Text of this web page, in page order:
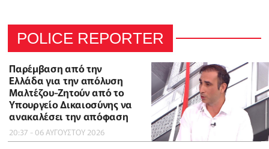
POLICE REPORTER
Παρέμβαση από την
Ελλάδα για την απόλυση
Μαλτέζου-Ζητούν από το
Υπουργείο Δικαιοσύνης να
ανακαλέσει την απόφαση
20:37 - 06 ΑΥΓΟΥΣΤΟΥ 2026